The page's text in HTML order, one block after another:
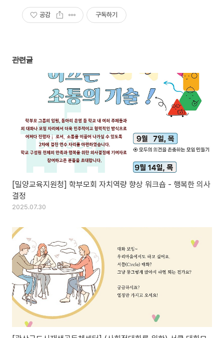
공감 구독하기
관련글
[밀양교육지원청] 학부모회 자치역량 향상 워크숍 - 행복한 의사
결정
2025.07.30